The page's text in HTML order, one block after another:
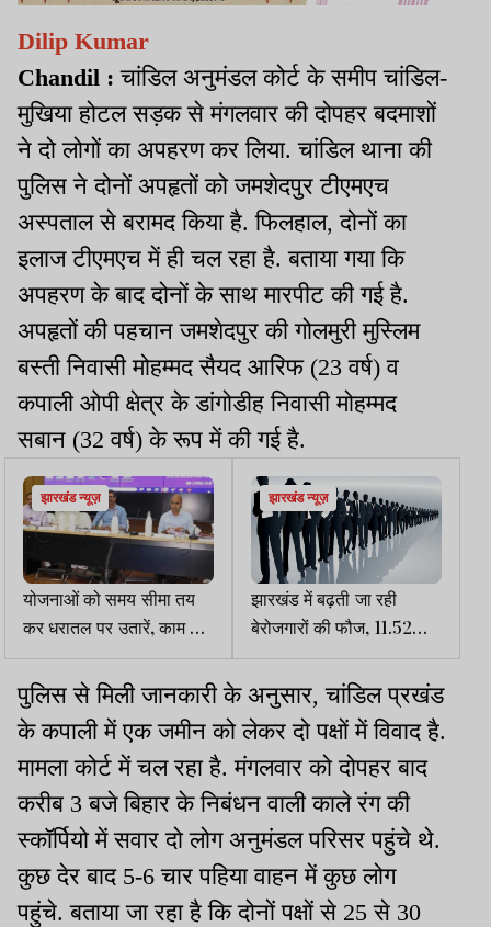
Dilip Kumar
Chandil : चांडिल अनुमंडल कोर्ट के समीप चांडिल-
मुखिया होटल सड़क से मंगलवार की दोपहर बदमाशों
ने दो लोगों का अपहरण कर लिया. चांडिल थाना की
पुलिस ने दोनों अपहृतों को जमशेदपुर टीएमएच
अस्पताल से बरामद किया है. फिलहाल, दोनों का
इलाज टीएमएच में ही चल रहा है. बताया गया कि
अपहरण के बाद दोनों के साथ मारपीट की गई है.
अपहृतों की पहचान जमशेदपुर की गोलमुरी मुस्लिम
बस्ती निवासी मोहम्मद सैयद आरिफ (23 वर्ष) व
कपाली ओपी क्षेत्र के डांगोडीह निवासी मोहम्मद
सबान (32 वर्ष) के रूप में की गई है.
झारखंड न्यूज़
योजनाओं को समय सीमा तय
कर धरातल पर उतारें, काम नहीं
करने वाली एजेंसियां होंगी
टर्मिनेटः प्रधान सचिव
झारखंड न्यूज़
झारखंड में बढ़ती जा रही
बेरोजगारों की फौज, 11.52
लाख को है रोजगार की तलाश
पुलिस से मिली जानकारी के अनुसार, चांडिल प्रखंड
के कपाली में एक जमीन को लेकर दो पक्षों में विवाद है.
मामला कोर्ट में चल रहा है. मंगलवार को दोपहर बाद
करीब 3 बजे बिहार के निबंधन वाली काले रंग की
स्कॉर्पियो में सवार दो लोग अनुमंडल परिसर पहुंचे थे.
कुछ देर बाद 5-6 चार पहिया वाहन में कुछ लोग
पहुंचे. बताया जा रहा है कि दोनों पक्षों से 25 से 30